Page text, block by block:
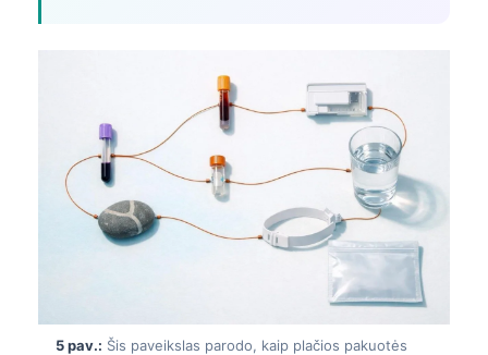
5 pav.: Šis paveikslas parodo, kaip plačios pakuotės